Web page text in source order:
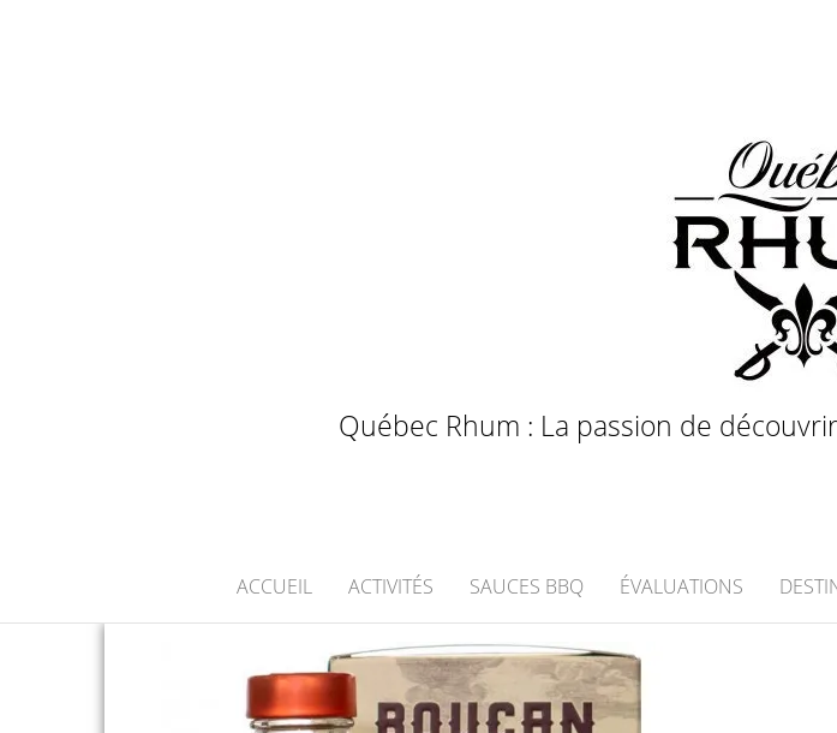
Québec Rhum : La passion de
ACCUEIL ACTIVITÉS SAUCES BBQ ÉVALUATIONS